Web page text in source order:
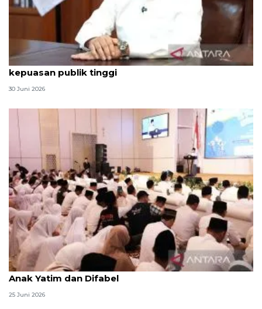
Qodari: Pemerintah tak puas diri meski tingkat
kepuasan publik tinggi
30 Juni 2026
Menag jadikan setiap 10 Muharam sebagai Lebaran
Anak Yatim dan Difabel
25 Juni 2026